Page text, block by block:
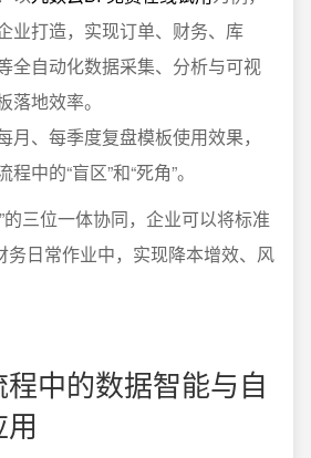
业打造，实现订单、财务、库
全自动化数据采集、分析与可视
落地效率。
月、每季度复盘模板使用效果，
中的“盲区”和“死角”。
的三位一体协同，企业可以将标准
务日常作业中，实现降本增效、风
中的数据智能与自